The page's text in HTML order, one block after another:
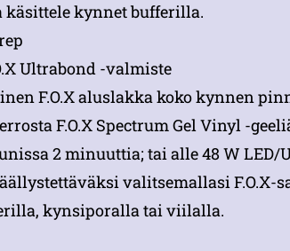
käsittele kynnet bufferilla.
Ultrabond -valmiste
F.O.X aluslakka koko kynnen
F.O.X Spectrum Gel Vinyl -
2 minuuttia; tai alle 48 W LED/
valitsemallasi F.O.X-
kynsiporalla tai viilalla.